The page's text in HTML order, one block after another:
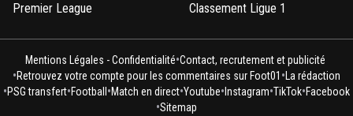
Premier League
Classement Ligue 1
Mentions Légales - Confidentialité•Contact, recrutement et publicité
•Retrouvez votre compte pour les commentaires sur Foot01 • La rédaction
•PSG transfert•Football •Match en direct•Youtube• Instagram•TikTok•Facebook
•Sitemap